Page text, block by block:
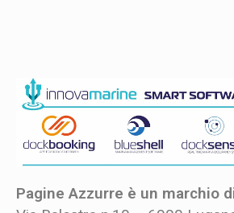
Pagine Azzurre è un marchio